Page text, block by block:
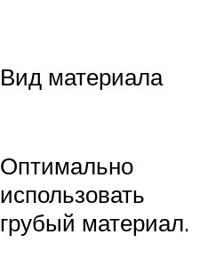
Вид материала
Оптимально
использовать
грубый материал.